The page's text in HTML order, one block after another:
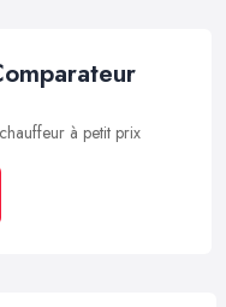
à petit prix